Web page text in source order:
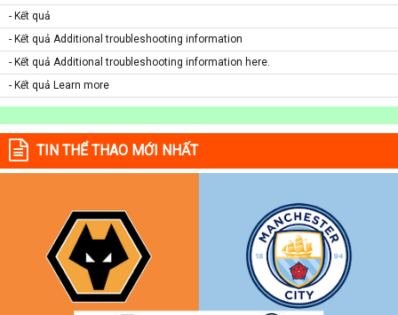
- Kết quả
- Kết quả Additional troubleshooting information
- Kết quả Additional troubleshooting information here.
- Kết quả Learn more
TIN THỂ THAO MỚI NHẤT